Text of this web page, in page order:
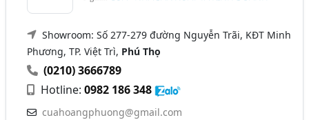
Showroom: Số 277-279 đường Nguyễn Trãi, KĐT Minh
Phương, TP. Việt Trì, Phú Thọ
(0210) 3666789
Hotline:0982 186 348
cuahoangphuong@gmail.com